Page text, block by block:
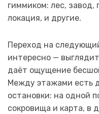
гиммиком: лес, завод,
локация, и другие.
Переход на
интересно —
даёт ощущение
Между этажами есть
остановки: на одной
сокровища и карта, в